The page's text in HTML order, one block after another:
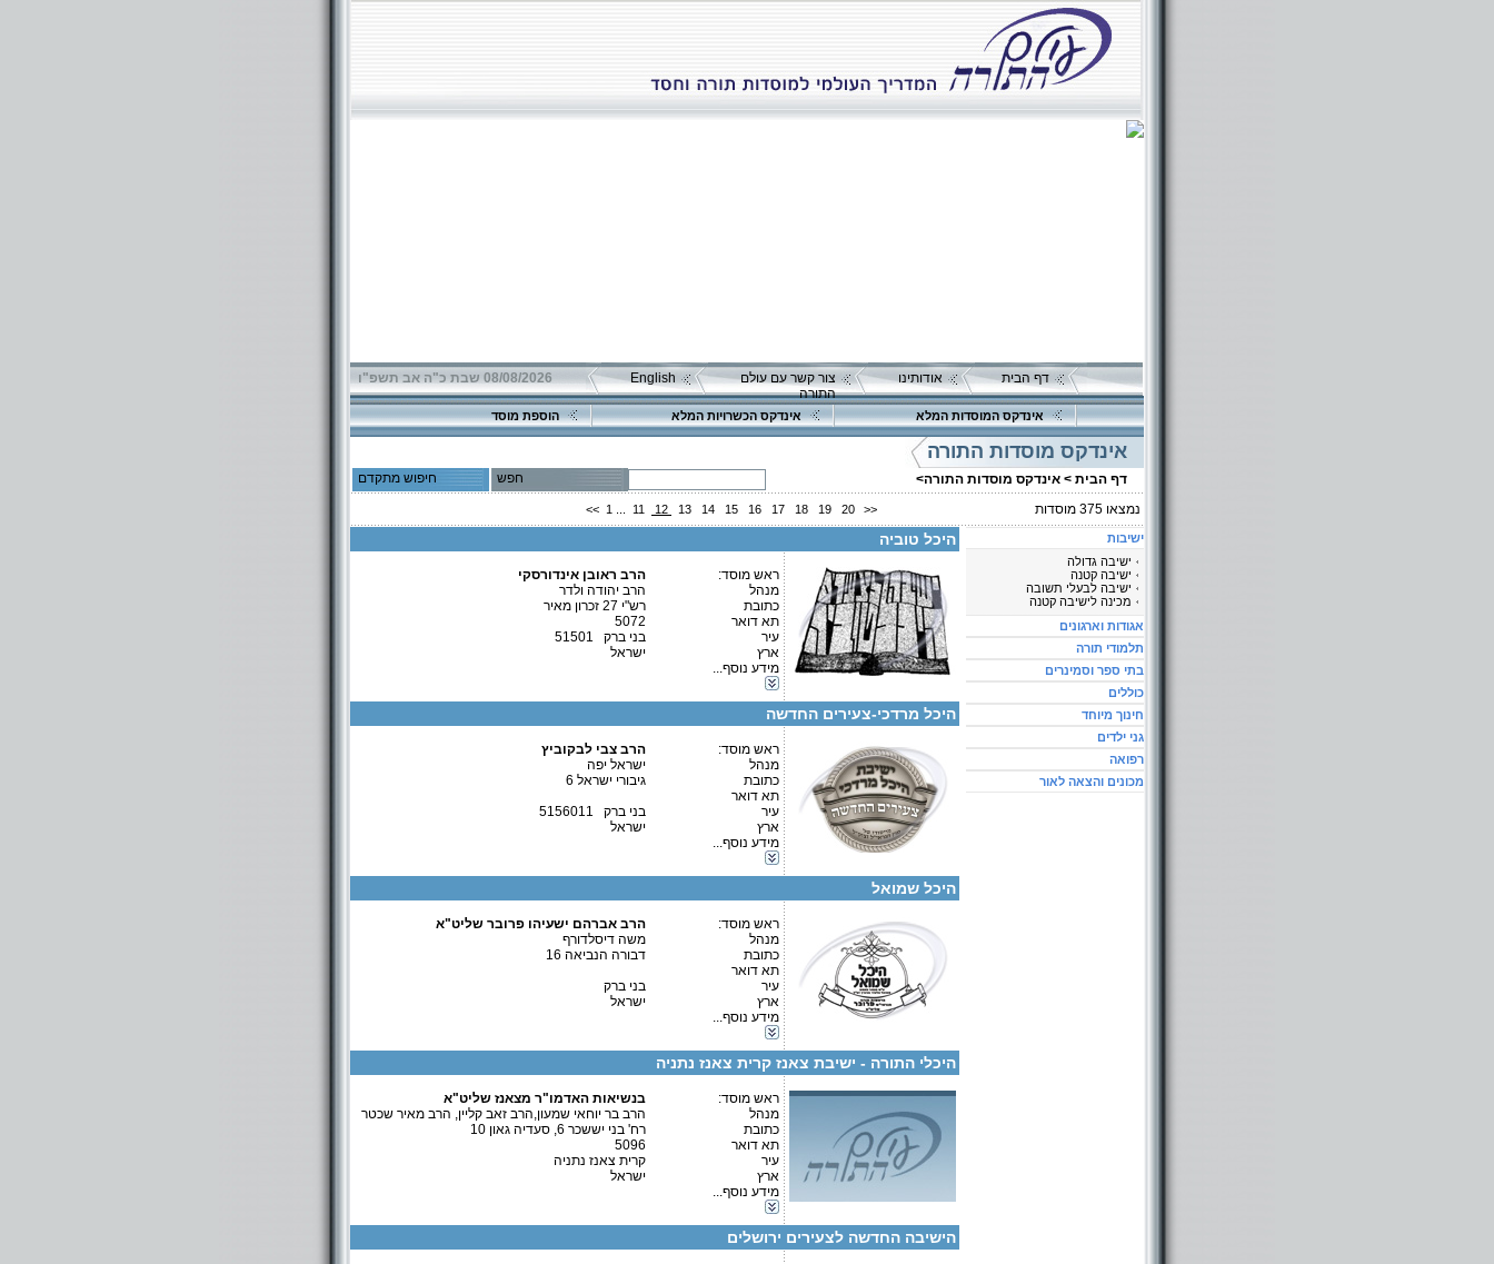
דף הבית אודותינו
צור קשר עם עולם
התורה
English 08/08/2026 שבת כ"ה אב תשפ"ו
אינדקס המוסדות המלא אינדקס הכשרויות המלא הוספת מוסד
אינדקס מוסדות התורה
דף הבית > אינדקס מוסדות התורה> חפש
חיפוש מתקדם
נמצאו 375 מוסדות << 1 11 12 13 14 15 16 17 18 19 20 >>
היכל טוביה
ראש מוסד:
הרב ראובן אינדורסקי
מנהל
הרב יהודה ולדר
כתובת
רש"י 27 זכרון מאיר
תא דואר
5072
עיר
בני ברק 51501
ארץ
ישראל
מידע נוסף...
פרטים נוספים:
טלפון 1:
טלפון 2:
פקס
מספר עמותה:
580137438
עמותת זכרון נחום
קטגוריות:
היכל מרדכי-צעירים החדשה
ראש מוסד:
הרב צבי לבקוביץ
מנהל
ישראל יפה
כתובת
גיבורי ישראל 6
תא דואר
עיר
בני ברק 5156011
ארץ
ישראל
מידע נוסף...
טלפון 1:
טלפון 2:
פקס
איש קשר:
ישראל יפה
היכל שמואל
ראש מוסד:
הרב אברהם ישעיהו פרובר שליט"א
מנהל
משה דיסלדורף
כתובת
דבורה הנביאה 16
תא דואר
עיר
בני ברק
ארץ
ישראל
מידע נוסף...
טלפון 1:
טלפון 2:
איש קשר:
משה דיסלדורף
היכלי התורה - ישיבת צאנז קרית צאנז נתניה
ראש מוסד:
בנשיאות האדמו"ר מצאנז שליט"א
מנהל
הרב בר יוחאי שמעון,הרב זאב קליין, הרב מאיר שכטר
כתובת
רח' בני יששכר 6, סעדיה גאון 10
תא דואר
5096
עיר
קרית צאנז נתניה
ארץ
ישראל
מידע נוסף...
פרטים נוספים:
טלפון 1:
טלפון 2:
פקס
מספר עמותה:
איש קשר:
580028066
ישיבה קטנה ברח' בני יששכר 6,ישיבה גדולה ברח' סעדיה גאון 10 נתניה.
עמותת אגודת מוסדות קהילתיים ק. צאנז
ישיבות-ישיבה גדולה
הישיבה החדשה לצעירים ירושלים
טלפון 1:
טלפון 2:
פקס
ישיבות
ישיבה גדולה
ישיבה קטנה
ישיבה לבעלי תשובה
מכינה לישיבה קטנה
אגודות וארגונים
תלמודי תורה
בתי ספר וסמינרים
כוללים
חינוך מיוחד
גני ילדים
רפואה
מכונים והצאה לאור